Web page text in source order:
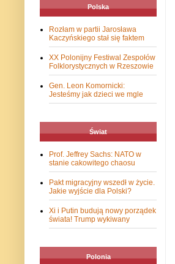
Polska
Rozłam w partii Jarosława
Kaczyńskiego stał się faktem
XX Polonijny Festiwal Zespołów
Folklorystycznych w Rzeszowie
Gen. Leon Komornicki:
Jesteśmy jak dzieci we mgle
Świat
Prof. Jeffrey Sachs: NATO w
stanie cakowitego chaosu
Pakt migracyjny wszedł w życie.
Jakie wyjście dla Polski?
Xi i Putin budują nowy porządek
świata! Trump wykiwany
Polonia